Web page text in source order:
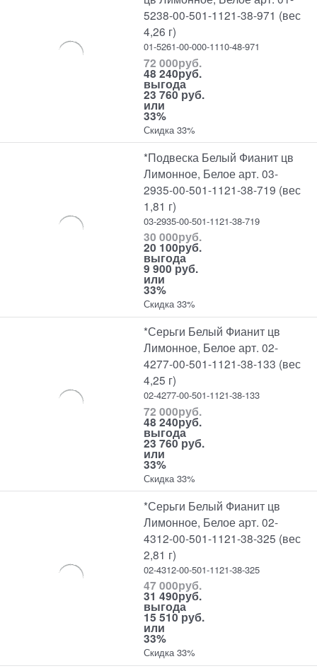
5238-00-501-1121-38-971 (вес
4,26 г)
01-5261-00-000-1110-48-971
72 000руб.
48 240руб.
выгода
23 760 руб.
или
33%
Скидка 33%
*Подвеска Белый Фианит цв
Лимонное, Белое арт. 03-
2935-00-501-1121-38-719 (вес
1,81 г)
03-2935-00-501-1121-38-719
30 000руб.
20 100руб.
выгода
9 900 руб.
или
33%
Скидка 33%
*Серьги Белый Фианит цв
Лимонное, Белое арт. 02-
4277-00-501-1121-38-133 (вес
4,25 г)
02-4277-00-501-1121-38-133
72 000руб.
48 240руб.
выгода
23 760 руб.
или
33%
Скидка 33%
*Серьги Белый Фианит цв
Лимонное, Белое арт. 02-
4312-00-501-1121-38-325 (вес
2,81 г)
02-4312-00-501-1121-38-325
47 000руб.
31 490руб.
выгода
15 510 руб.
или
33%
Скидка 33%